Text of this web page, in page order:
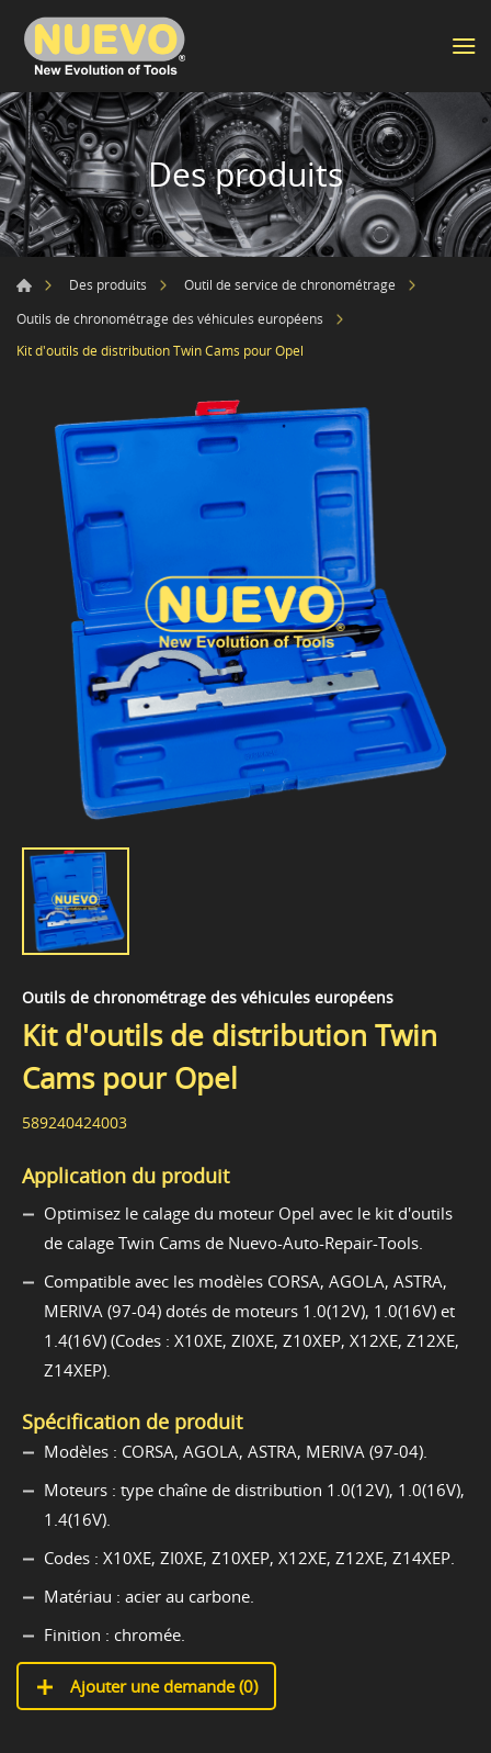
Des produits
Des produits
Outil de service de chronométrage
Outils de chronométrage des véhicules européens
Kit d'outils de distribution Twin Cams pour Opel
Outils de chronométrage des véhicules européens
Kit d'outils de distribution Twin
Cams pour Opel
589240424003
Application du produit
Optimisez le calage du moteur Opel avec le kit d'outils
de calage Twin Cams de Nuevo-Auto-Repair-Tools.
Compatible avec les modèles CORSA, AGOLA, ASTRA,
MERIVA (97-04) dotés de moteurs 1.0(12V), 1.0(16V) et
1.4(16V) (Codes : X10XE, ZI0XE, Z10XEP, X12XE, Z12XE,
Z14XEP).
Spécification de produit
Modèles : CORSA, AGOLA, ASTRA, MERIVA (97-04).
Moteurs : type chaîne de distribution 1.0(12V), 1.0(16V),
1.4(16V).
Codes : X10XE, ZI0XE, Z10XEP, X12XE, Z12XE, Z14XEP.
Matériau : acier au carbone.
Finition : chromée.
Ajouter une demande (0)